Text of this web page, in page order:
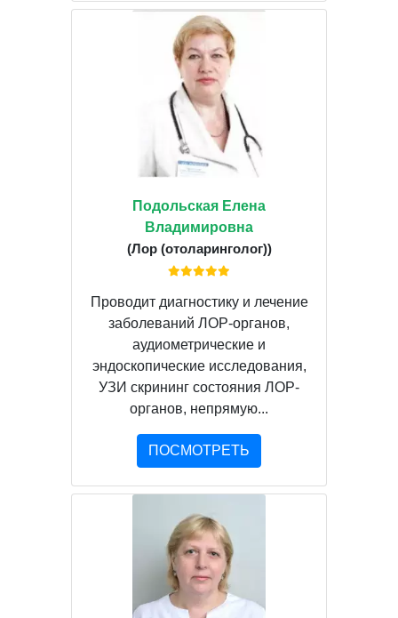
Подольская Елена
Владимировна
(Лор (отоларинголог))
Проводит диагностику и лечение
заболеваний ЛОР-органов,
аудиометрические и
эндоскопические исследования,
УЗИ скрининг состояния ЛОР-
органов, непрямую...
ПОСМОТРЕТЬ